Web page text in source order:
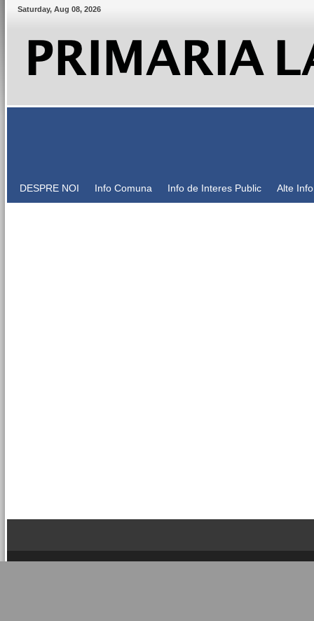
Saturday, Aug 08, 2026
DESPRE NOI Info Comuna Info de Interes Public Alte